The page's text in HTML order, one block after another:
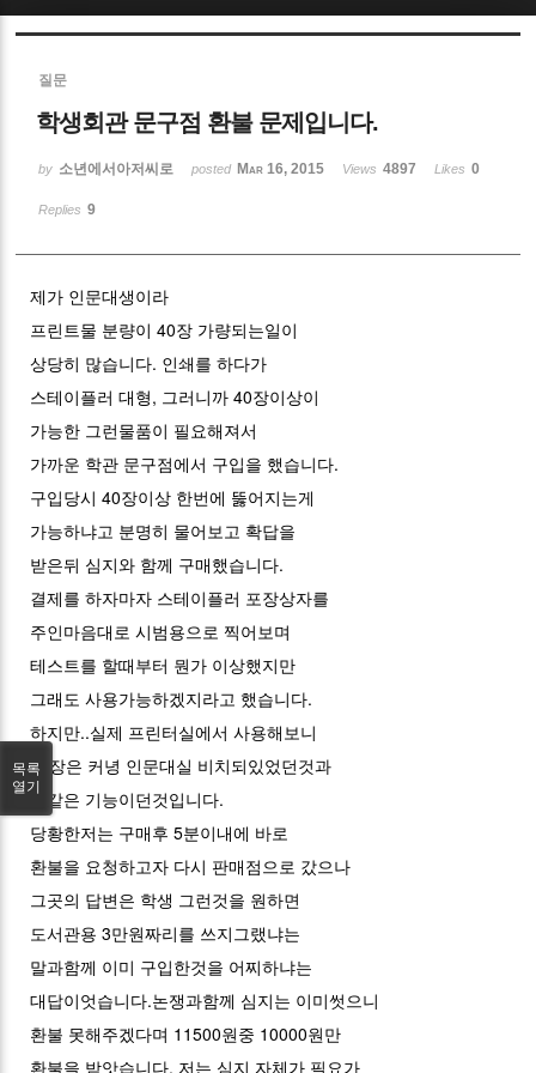
질문
학생회관 문구점 환불 문제입니다.
by 소년에서아저씨로 posted Mar 16, 2015 Views 4897 Likes 0
Replies 9
제가 인문대생이라
프린트물 분량이 40장 가량되는일이
상당히 많습니다. 인쇄를 하다가
스테이플러 대형, 그러니까 40장이상이
가능한 그런물품이 필요해져서
가까운 학관 문구점에서 구입을 했습니다.
구입당시 40장이상 한번에 뚫어지는게
가능하냐고 분명히 물어보고 확답을
받은뒤 심지와 함께 구매했습니다.
결제를 하자마자 스테이플러 포장상자를
주인마음대로 시범용으로 찍어보며
테스트를 할때부터 뭔가 이상했지만
그래도 사용가능하겠지라고 했습니다.
하지만..실제 프린터실에서 사용해보니
40장은 커녕 인문대실 비치되있었던것과
똑같은 기능이던것입니다.
당황한저는 구매후 5분이내에 바로
환불을 요청하고자 다시 판매점으로 갔으나
그곳의 답변은 학생 그런것을 원하면
도서관용 3만원짜리를 쓰지그랬냐는
말과함께 이미 구입한것을 어찌하냐는
대답이엇습니다.논쟁과함께 심지는 이미썻으니
환불 못해주겠다며 11500원중 10000원만
환불을 받앗습니다. 저는 심지 자체가 필요가
목록
열기
Sketchbook5, 스케치북5
Sketchbook5, 스케치북5